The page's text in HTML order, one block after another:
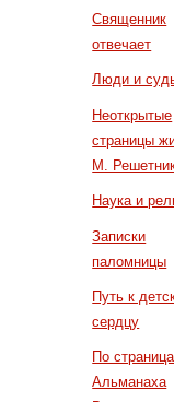
Священник
отвечает
Люди и
Неоткрытые
страницы
М.
Наука и
Записки
паломницы
Путь к
сердцу
По
Альманаха